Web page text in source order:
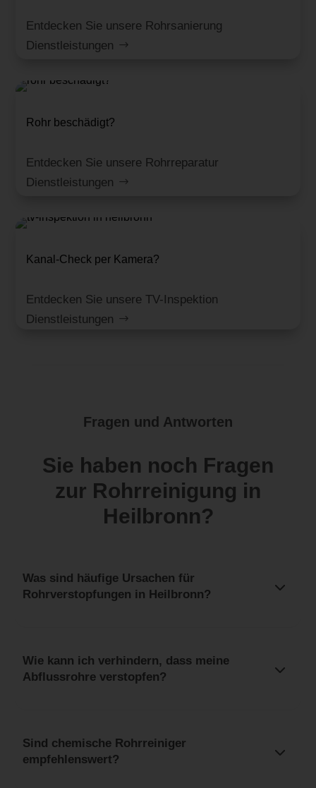
Entdecken Sie unsere Rohrsanierung
Dienstleistungen
Rohr beschädigt?
Entdecken Sie unsere Rohrreparatur
Dienstleistungen
Kanal-Check per Kamera?
Entdecken Sie unsere TV-Inspektion
Dienstleistungen
Fragen und Antworten
Sie haben noch Fragen
zur Rohrreinigung in
Heilbronn?
Was sind häufige Ursachen für
Rohrverstopfungen in Heilbronn?
Wie kann ich verhindern, dass meine
Abflussrohre verstopfen?
Sind chemische Rohrreiniger
empfehlenswert?